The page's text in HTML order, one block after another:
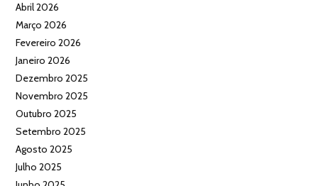
Abril 2026
Março 2026
Fevereiro 2026
Janeiro 2026
Dezembro 2025
Novembro 2025
Outubro 2025
Setembro 2025
Agosto 2025
Julho 2025